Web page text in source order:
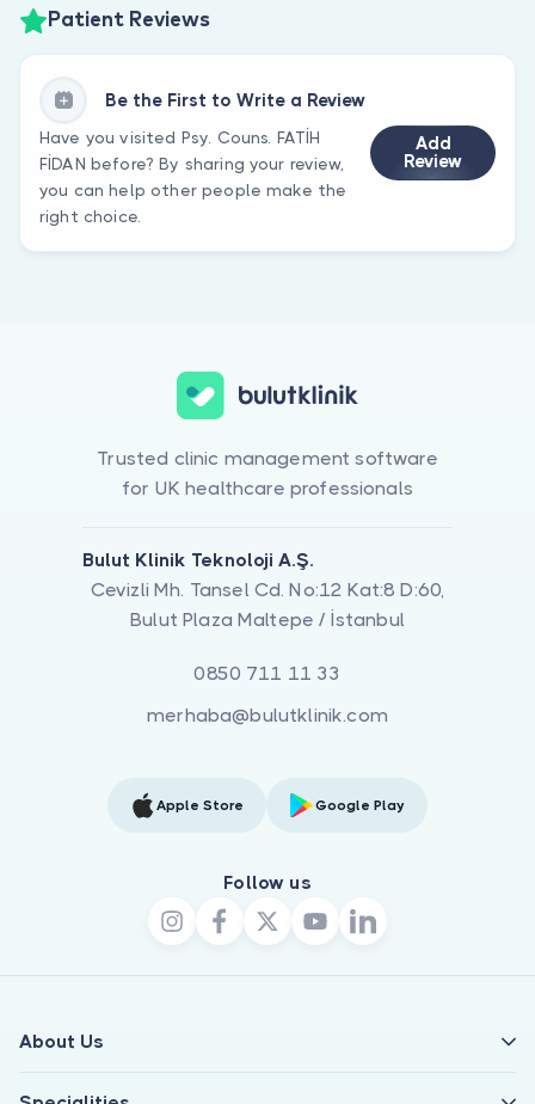
Patient Reviews
Be the First to Write a Review
Have you visited Psy. Couns. FATİH
FİDAN before? By sharing your review,
you can help other people make the
right choice.
Add
Review
Trusted clinic management software
for UK healthcare professionals
Bulut Klinik Teknoloji A.Ş.
Cevizli Mh. Tansel Cd. No:12 Kat:8 D:60,
Bulut Plaza Maltepe / İstanbul
0850 711 11 33
merhaba@bulutklinik.com
Apple Store Google Play
Follow us
About Us